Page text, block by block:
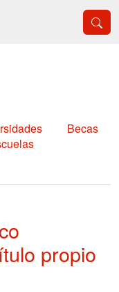
Becas
propio